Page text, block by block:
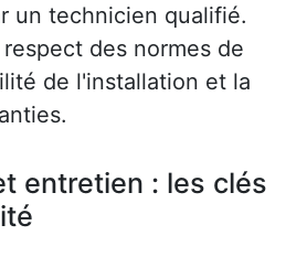
un technicien qualifié.
des normes de
de l'installation et la
entretien : les clés